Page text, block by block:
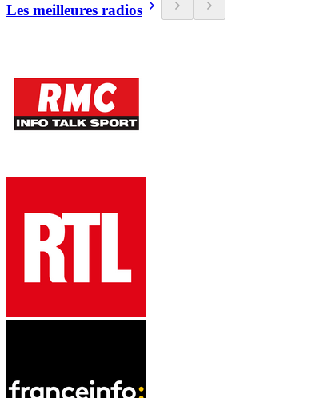
Les meilleures radios